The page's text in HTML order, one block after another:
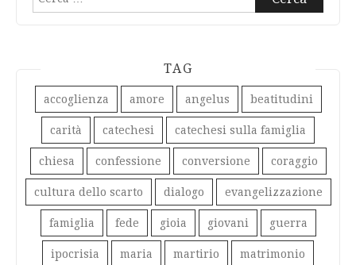
TAG
accoglienza amore angelus beatitudini
carità catechesi catechesi sulla famiglia
chiesa confessione conversione coraggio
cultura dello scarto dialogo evangelizzazione
famiglia fede gioia giovani guerra
ipocrisia maria martirio matrimonio